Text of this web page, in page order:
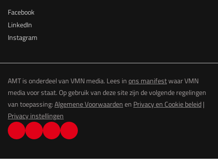
Facebook
LinkedIn
Instagram
AMT is onderdeel van VMN media. Lees inons manifestwaar VMN
media voor staat. Op gebruik van deze site zijn de volgende regelingen
van toepassing:Algemene Voorwaardenen Privacy en Cookie beleid|
Privacy instellingen